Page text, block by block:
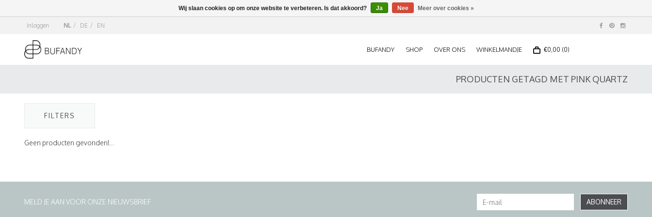
Inloggen NL / DE / EN
BUFANDY SHOP OVER ONS WINKELMANDJE €0,00 (0)
PRODUCTEN GETAGD MET PINK QUARTZ
FILTERS
Geen producten gevonden!...
MELD JE AAN VOOR ONZE NIEUWSBRIEF ABONNEER
Wij slaan cookies op om onze website te verbeteren. Is dat akkoord? Ja Nee Meer over cookies »